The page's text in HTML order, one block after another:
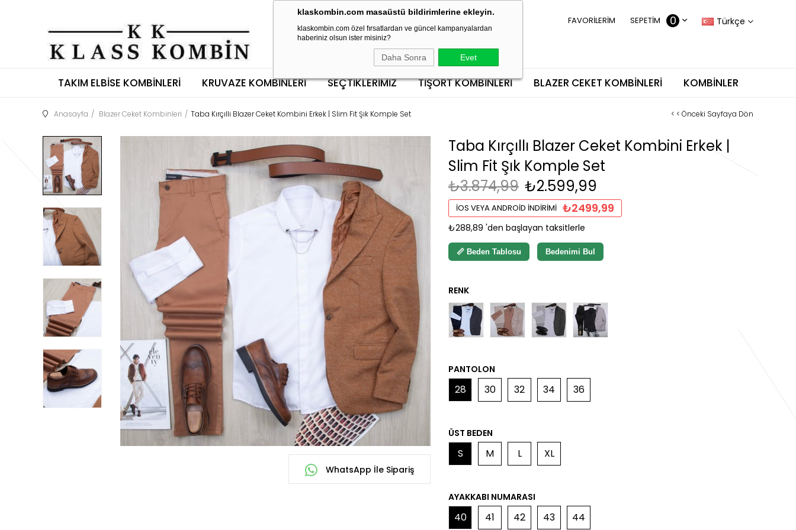
klaskombin.com masaüstü bildirimlerine ekleyin.
klaskombin.com özel fırsatlardan ve güncel kampanyalardan
haberiniz olsun ister misiniz?
Daha Sonra Evet
Türkçe
SEPETIM 0
FAVORILERIM
TAKIM ELBISE KOMBINLERI KRUVAZE KOMBINLERI SEÇTİKLERİMİZ TIŞÖRT KOMBINLERI BLAZER CEKET KOMBINLERI KOMBINLER
Anasayfa Blazer Ceket Kombinleri Taba Kırçıllı Blazer Ceket Kombini Erkek | Slim Fit Şık Komple Set < < Önceki Sayfaya Dön
WhatsApp İle Sipariş
Taba Kırçıllı Blazer Ceket Kombini Erkek |
Slim Fit Şık Komple Set
₺3.874,99 ₺2.599,99
İOS VEYA ANDROID İNDIRIMI ₺2499,99
₺288,89 'den başlayan taksitlerle
📏 Beden Tablosu Bedenimi Bul
PANTOLON
28 30 32 34 36
ÜST BEDEN
S M L XL
AYAKKABI NUMARASI
40 41 42 43 44